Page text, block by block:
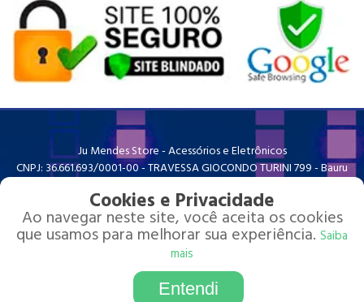
Ju Mendes Store - Acessórios e Eletrônicos
CNPJ: 36.661.693/0001-00 - TRAVESSA GIOCONDO TURINI 799 - Bauru
Redes sociais
Cookies e Privacidade
Ao navegar neste site, você aceita os cookies
que usamos para melhorar sua experiência. Saiba
mais
Entendi